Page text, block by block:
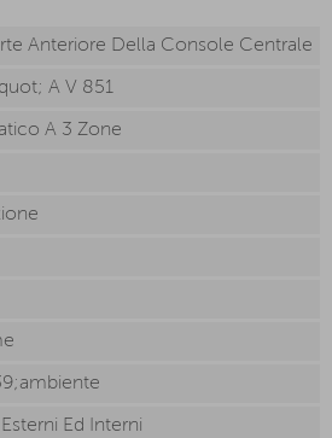
Anteriore Della Console Centrale
A V 851
A 3 Zone
Ed Interni